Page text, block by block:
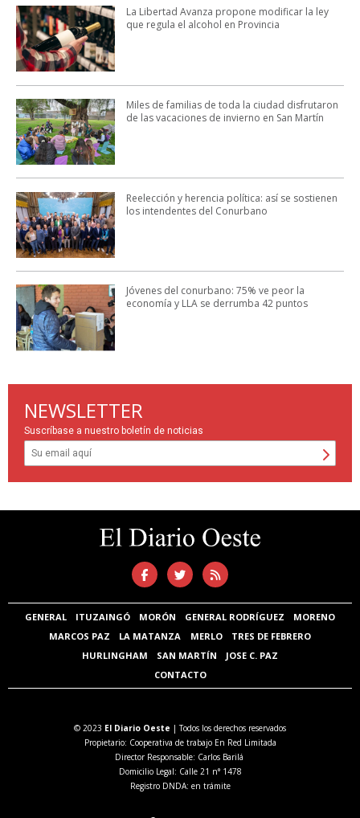
La Libertad Avanza propone modificar la ley
que regula el alcohol en Provincia
Miles de familias de toda la ciudad disfrutaron
de las vacaciones de invierno en San Martín
Reelección y herencia política: así se sostienen
los intendentes del Conurbano
Jóvenes del conurbano: 75% ve peor la
economía y LLA se derrumba 42 puntos
NEWSLETTER
Suscríbase a nuestro boletín de noticias
GENERAL ITUZAINGÓ MORÓN GENERAL RODRÍGUEZ
MORENO
MARCOS PAZ
LA MATANZA MERLO
TRES DE FEBRERO
HURLINGHAM
SAN MARTÍN
JOSE C. PAZ
CONTACTO
© 2023 El Diario Oeste | Todos los derechos reservados
Propietario: Cooperativa de trabajo En Red Limitada
Director Responsable: Carlos Barilá
Domicilio Legal: Calle 21 n° 1478
Registro DNDA: en trámite